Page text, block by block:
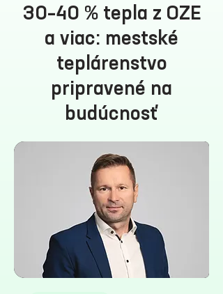
30–40 % tepla z OZE
a viac: mestské
teplárenstvo
pripravené na
budúcnosť